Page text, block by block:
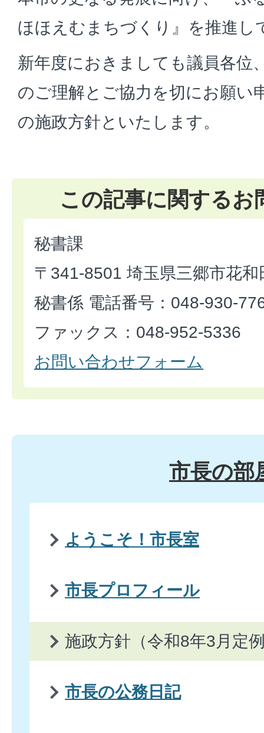
ほほえむまちづくり』を推進し
新年度におきましても議員各位
のご理解とご協力を切にお願い
の施政方針といたします。
この記事に関するお
秘書課
〒341-8501 埼玉県三郷市花
秘書係 電話番号：048-930-
ファックス：048-952-5336
お問い合わせフォーム
市長の部
ようこそ！市長室
市長プロフィール
施政方針（令和8年3月定
市長の公務日記